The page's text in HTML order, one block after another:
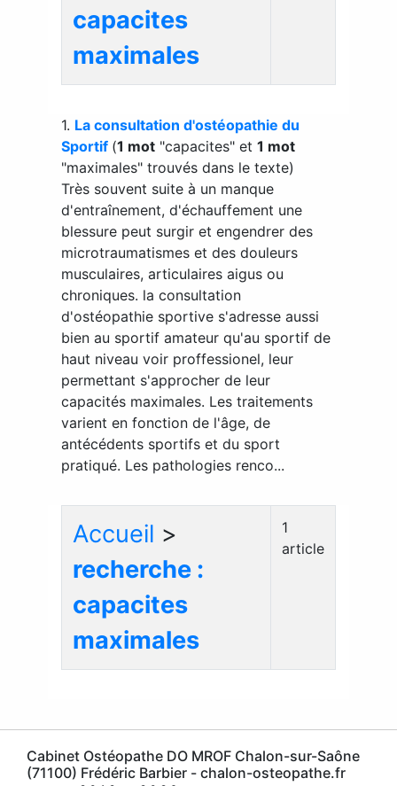
capacites
maximales
1. La consultation d'ostéopathie du
Sportif (1 mot "capacites" et 1 mot
"maximales" trouvés dans le texte)
Très souvent suite à un manque
d'entraînement, d'échauffement une
blessure peut surgir et engendrer des
microtraumatismes et des douleurs
musculaires, articulaires aigus ou
chroniques. la consultation
d'ostéopathie sportive s'adresse aussi
bien au sportif amateur qu'au sportif de
haut niveau voir proffessionel, leur
permettant s'approcher de leur
capacités maximales. Les traitements
varient en fonction de l'âge, de
antécédents sportifs et du sport
pratiqué. Les pathologies renco...
Accueil >
recherche :
capacites
maximales
1
article
Cabinet Ostéopathe DO MROF Chalon-sur-Saône
(71100) Frédéric Barbier - chalon-osteopathe.fr